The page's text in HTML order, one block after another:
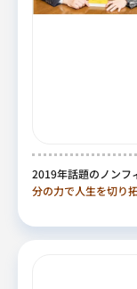
2019年話題のノンフ
分の力で人生を切り